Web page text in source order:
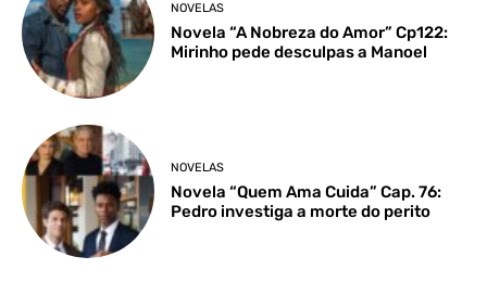
NOVELAS
Novela “A Nobreza do Amor” Cp122:
Mirinho pede desculpas a Manoel
NOVELAS
Novela “Quem Ama Cuida” Cap. 76:
Pedro investiga a morte do perito